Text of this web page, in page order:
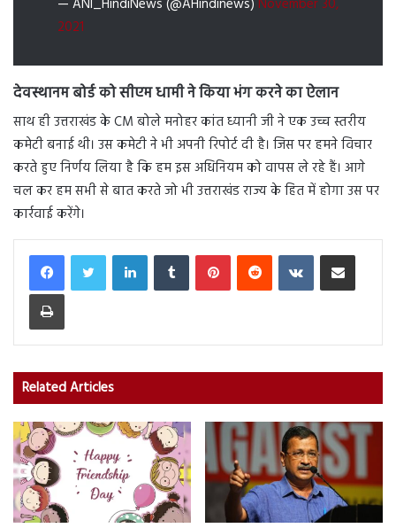
— ANI_HindiNews (@AHindinews) November 30,
2021
देवस्थानम बोर्ड को सीएम धामी ने किया भंग करने का ऐलान
साथ ही उत्तराखंड के CM बोले मनोहर कांत ध्यानी जी ने एक उच्च स्तरीय
कमेटी बनाई थी। उस कमेटी ने भी अपनी रिपोर्ट दी है। जिस पर हमने विचार
करते हुए निर्णय लिया है कि हम इस अधिनियम को वापस ले रहे हैं। आगे
चल कर हम सभी से बात करते जो भी उत्तराखंड राज्य के हित में होगा उस पर
कार्रवाई करेंगे।
LinkedInTumblr PinterestReddit VKontakteShare via Email
Print
Related Articles